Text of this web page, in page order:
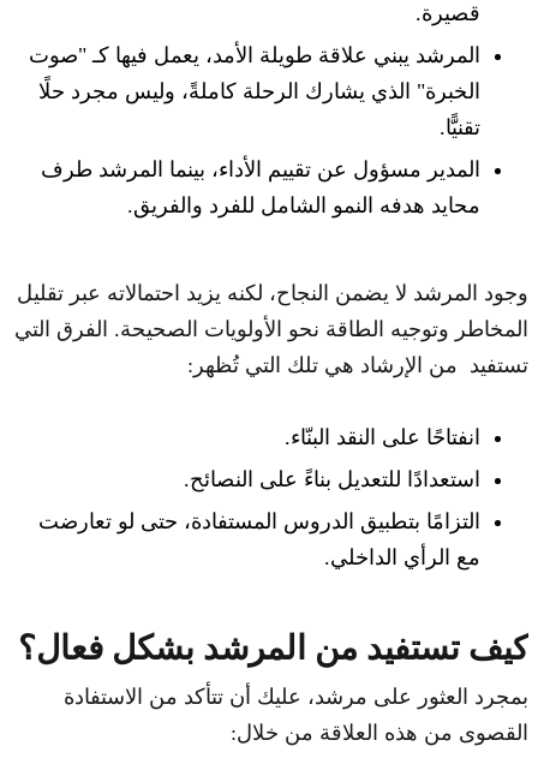
قصيرة.
المرشد يبني علاقة طويلة الأمد، يعمل فيها كـ "صوت
الخبرة" الذي يشارك الرحلة كاملةً، وليس مجرد حلًا
تقنيًّا.
المدير مسؤول عن تقييم الأداء، بينما المرشد طرف
محايد هدفه النمو الشامل للفرد والفريق.
وجود المرشد لا يضمن النجاح، لكنه يزيد احتمالاته عبر تقليل
المخاطر وتوجيه الطاقة نحو الأولويات الصحيحة. الفرق التي
تستفيد من الإرشاد هي تلك التي تُظهر:
انفتاحًا على النقد البنّاء.
استعدادًا للتعديل بناءً على النصائح.
التزامًا بتطبيق الدروس المستفادة، حتى لو تعارضت
مع الرأي الداخلي.
كيف تستفيد من المرشد بشكل فعال؟
بمجرد العثور على مرشد، عليك أن تتأكد من الاستفادة
القصوى من هذه العلاقة من خلال: